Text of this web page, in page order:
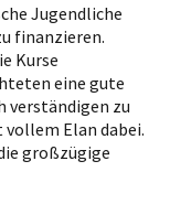
Jugendliche
finanzieren.
Kurse
eine gute
verständigen zu
Elan dabei.
großzügige